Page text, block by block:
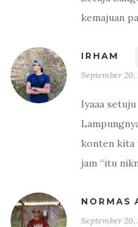
kemajuan
IRHAM
September 20,
Iyaaa
konten kita
jam “itu
NORMAS
September 20,